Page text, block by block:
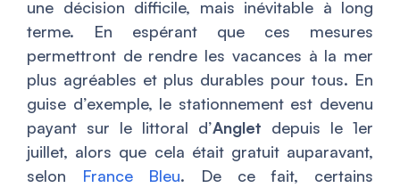
une décision difficile, mais inévitable à long
terme. En espérant que ces mesures
permettront de rendre les vacances à la mer
plus agréables et plus durables pour tous. En
guise d’exemple, le stationnement est devenu
payant sur le littoral d’Anglet depuis le 1er
juillet, alors que cela était gratuit auparavant,
selon
France Bleu. De ce fait, certains